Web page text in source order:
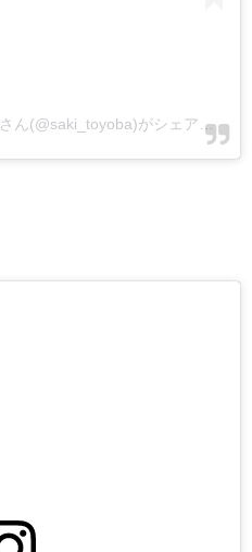
さん(@saki_toyoba)がシェアした投稿 -